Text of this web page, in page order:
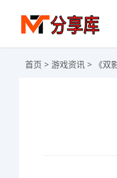
首页 > 游戏资讯 > 《双